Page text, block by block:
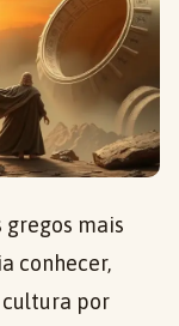
gregos mais
conhecer,
cultura por